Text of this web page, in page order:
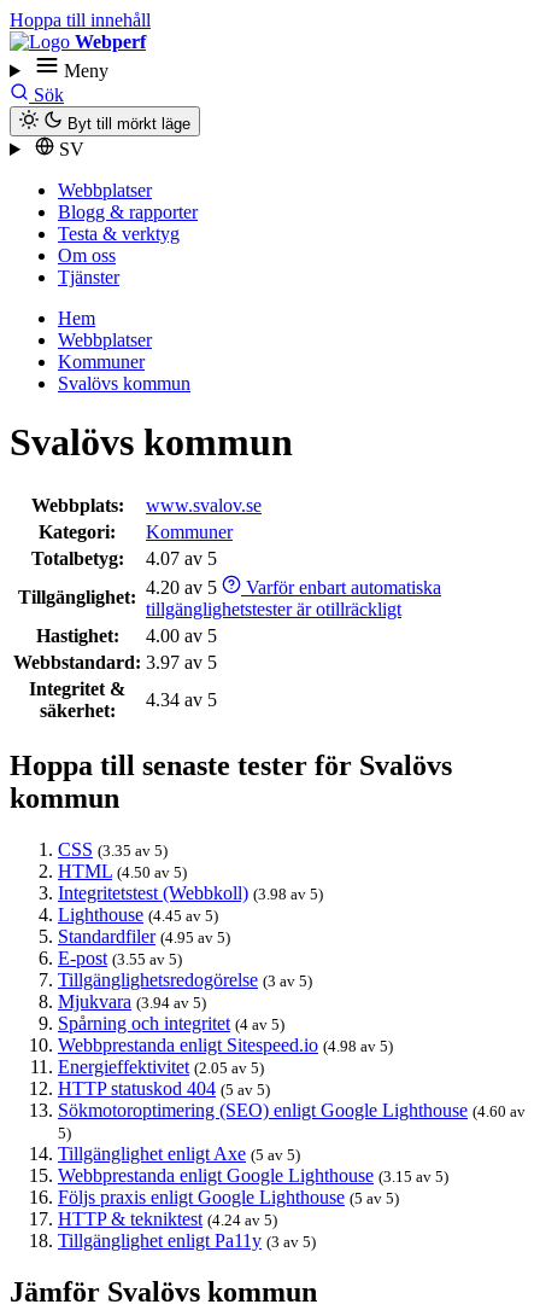
Hoppa till innehåll
Webperf
Meny
Sök
Byt till mörkt läge
SV
Webbplatser
Blogg & rapporter
Testa & verktyg
Om oss
Tjänster
Hem
Webbplatser
Kommuner
Svalövs kommun
Svalövs kommun
Webbplats:
www.svalov.se
Kategori:
Kommuner
Totalbetyg:
4.07 av 5
Tillgänglighet: 4.20 av 5
Varför enbart automatiska
tillgänglighetstester är otillräckligt
Hastighet:
4.00 av 5
Webbstandard: 3.97 av 5
Integritet &
säkerhet:
4.34 av 5
Hoppa till senaste tester för Svalövs
kommun
CSS (3.35 av 5)
HTML (4.50 av 5)
Integritetstest (Webbkoll) (3.98 av 5)
Lighthouse (4.45 av 5)
Standardfiler (4.95 av 5)
E-post (3.55 av 5)
Tillgänglighetsredogörelse (3 av 5)
Mjukvara (3.94 av 5)
Spårning och integritet (4 av 5)
Webbprestanda enligt Sitespeed.io (4.98 av 5)
Energieffektivitet (2.05 av 5)
HTTP statuskod 404 (5 av 5)
Sökmotoroptimering (SEO) enligt Google Lighthouse (4.60 av
5)
Tillgänglighet enligt Axe (5 av 5)
Webbprestanda enligt Google Lighthouse (3.15 av 5)
Följs praxis enligt Google Lighthouse (5 av 5)
HTTP & tekniktest (4.24 av 5)
Tillgänglighet enligt Pa11y (3 av 5)
Jämför Svalövs kommun